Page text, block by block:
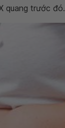
quang trước đó.